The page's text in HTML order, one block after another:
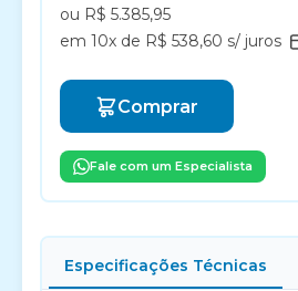
ou R$ 5.385,95
em 10x de R$ 538,60 s/ juros
Comprar
Fale com um Especialista
Especificações Técnicas